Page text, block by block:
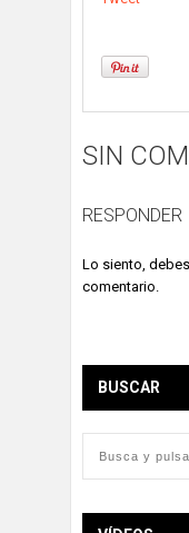
SIN
RESPONDER
Lo siento,
comentario.
BUSCAR